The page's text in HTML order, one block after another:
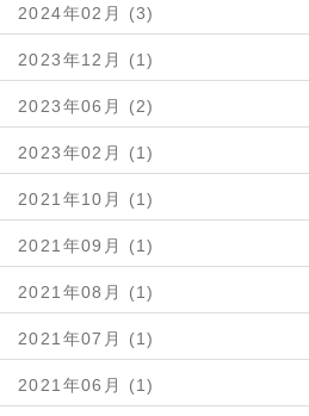
2024年02月 (3)
2023年12月 (1)
2023年06月 (2)
2023年02月 (1)
2021年10月 (1)
2021年09月 (1)
2021年08月 (1)
2021年07月 (1)
2021年06月 (1)